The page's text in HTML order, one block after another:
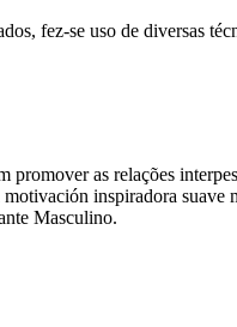
fez-se uso de diversas
as relações
inspiradora suave
Masculino.